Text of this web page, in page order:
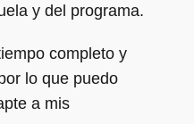
y del programa.
completo y
lo que puedo
a mis